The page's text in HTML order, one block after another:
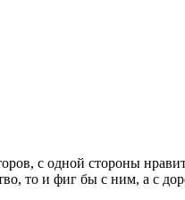
с одной стороны
то и фиг бы с ним, а с